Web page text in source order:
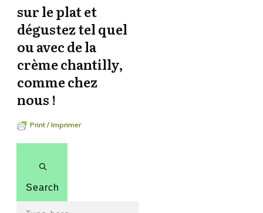
sur le plat et
dégustez tel quel
ou avec de la
crème chantilly,
comme chez
nous !
Print / Imprimer
Search